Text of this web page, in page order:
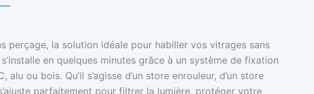
perçage, la solution idéale pour habiller vos vitrages sans
en quelques minutes grâce à un système de fixation
ou bois. Qu’il s’agisse d’un store enrouleur, d’un store
parfaitement pour filtrer la lumière, protéger votre